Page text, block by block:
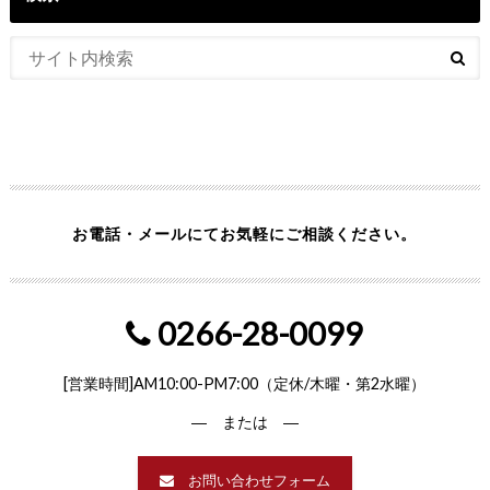
お電話・メールにてお気軽にご相談ください。
0266-28-0099
[営業時間]AM10:00-PM7:00（定休/木曜・第2水曜）
― または ―
お問い合わせフォーム